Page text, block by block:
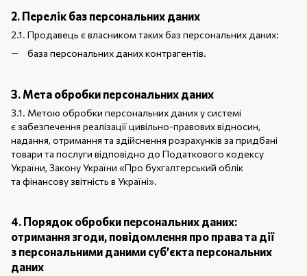
2. Перелік баз персональних даних
2.1. Продавець є власником таких баз персональних даних:
база персональних даних контрагентів.
3. Мета обробки персональних даних
3.1. Метою обробки персональних даних у системі
є забезпечення реалізації цивільно-правових відносин,
надання, отримання та здійснення розрахунків за придбані
товари та послуги відповідно до Податкового кодексу
України, Закону України «Про бухгалтерський облік
та фінансову звітність в Україні».
4. Порядок обробки персональних даних:
отримання згоди, повідомлення про права та дії
з персональними даними суб’єкта персональних
даних